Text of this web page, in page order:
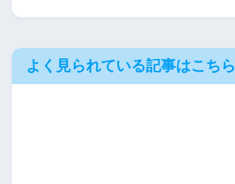
よく見られている記事はこちら